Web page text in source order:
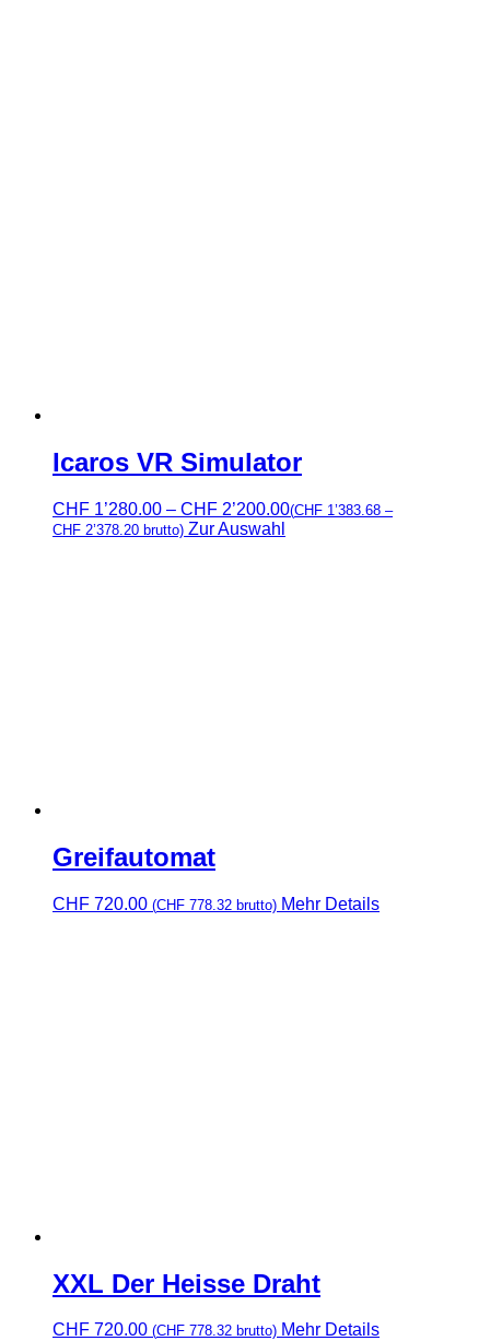
Icaros VR Simulator
CHF 1’280.00 – CHF 2’200.00Preisspanne:
(CHF 1’383.68 –
CHF 2’378.20 brutto) Zur Auswahl
Greifautomat
CHF 720.00 (CHF 778.32 brutto) Mehr Details
XXL Der Heisse Draht
CHF 720.00 (CHF 778.32 brutto) Mehr Details